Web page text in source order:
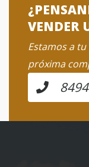
VENDER
Estamos a
próxima